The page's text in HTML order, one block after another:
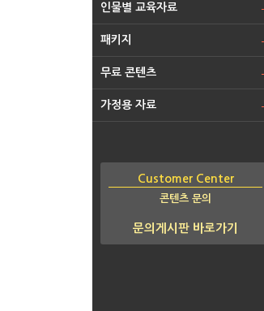
인물별 교육자료
패키지
무료 콘텐츠
가정용 자료
Customer Center
콘텐츠 문의
문의게시판 바로가기